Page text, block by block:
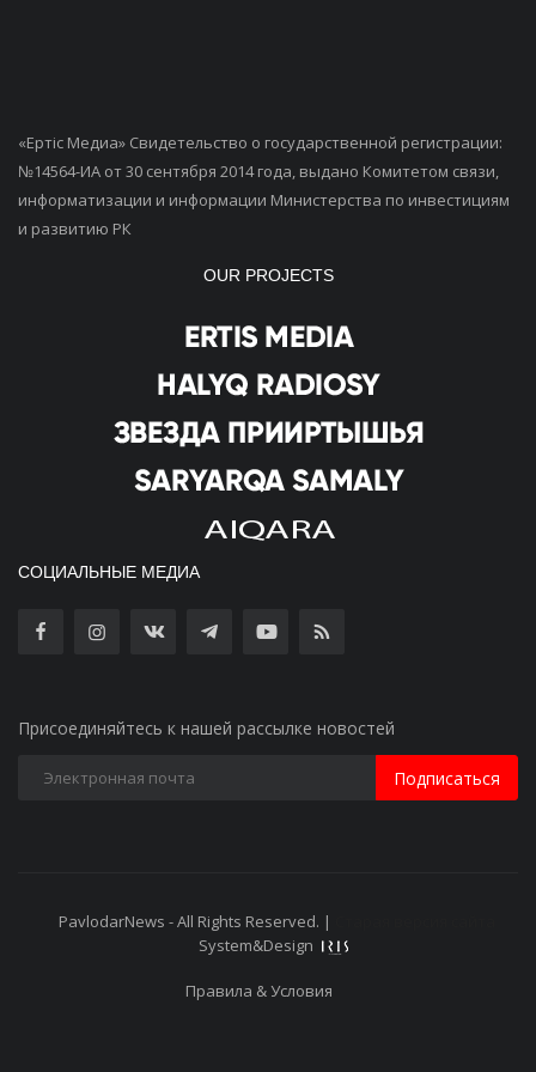
«Ертiс Медиа» Свидетельство о государственной регистрации:
№14564-ИА от 30 сентября 2014 года, выдано Комитетом связи,
информатизации и информации Министерства по инвестициям
и развитию РК
OUR PROJECTS
СОЦИАЛЬНЫЕ МЕДИА
Присоединяйтесь к нашей рассылке новостей
Подписаться
PavlodarNews - All Rights Reserved. |
System&Design
Правила & Условия